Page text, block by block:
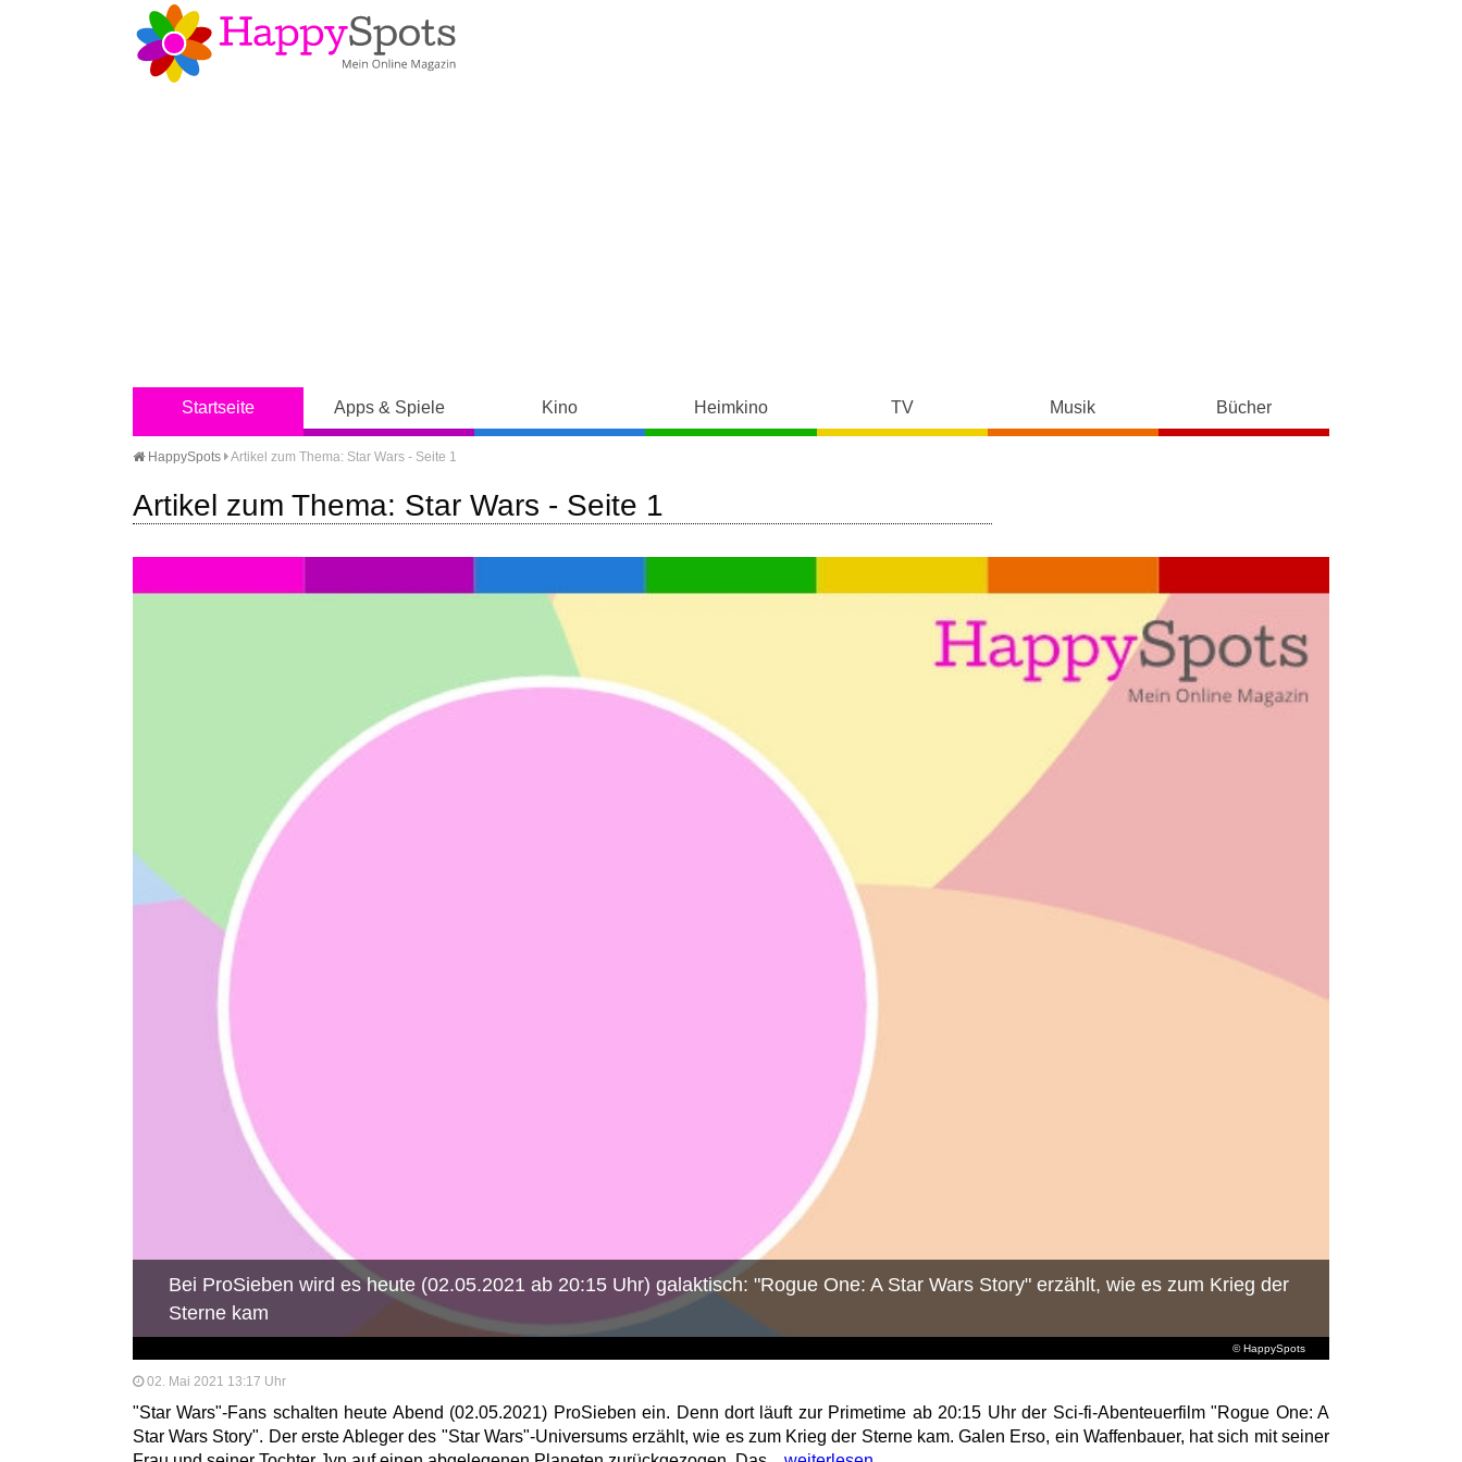
Startseite Apps & Spiele Kino Heimkino TV Musik Bücher
HappySpots Artikel zum Thema: Star Wars - Seite 1
Artikel zum Thema: Star Wars - Seite 1
© HappySpots
Bei ProSieben wird es heute (02.05.2021 ab 20:15 Uhr) galaktisch: "Rogue One: A Star Wars Story" erzählt, wie es zum Krieg der
Sterne kam
02. Mai 2021 13:17 Uhr
"Star Wars"-Fans schalten heute Abend (02.05.2021) ProSieben ein. Denn dort läuft zur Primetime ab 20:15 Uhr der Sci-fi-Abenteuerfilm "Rogue One: A
Star Wars Story". Der erste Ableger des "Star Wars"-Universums erzählt, wie es zum Krieg der Sterne kam. Galen Erso, ein Waffenbauer, hat sich mit seiner